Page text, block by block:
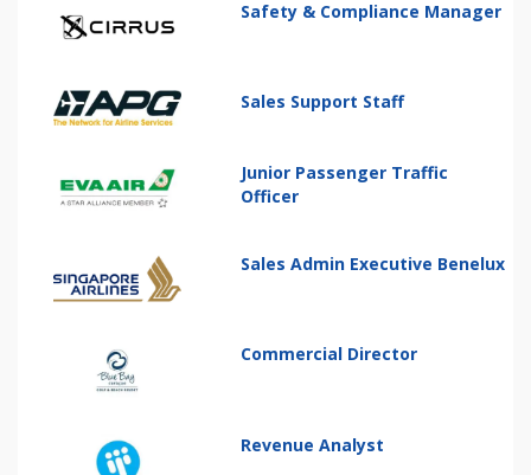
Safety & Compliance Manager
Sales Support Staff
Junior Passenger Traffic
Officer
Sales Admin Executive Benelux
Commercial Director
Revenue Analyst